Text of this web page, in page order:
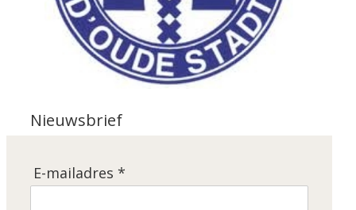
Nieuwsbrief
E-mailadres *